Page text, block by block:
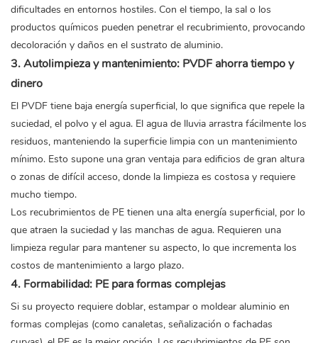
dificultades en entornos hostiles. Con el tiempo, la sal o los
productos químicos pueden penetrar el recubrimiento, provocando
decoloración y daños en el sustrato de aluminio.
3. Autolimpieza y mantenimiento: PVDF ahorra tiempo y
dinero
El PVDF tiene baja energía superficial, lo que significa que repele la
suciedad, el polvo y el agua. El agua de lluvia arrastra fácilmente los
residuos, manteniendo la superficie limpia con un mantenimiento
mínimo. Esto supone una gran ventaja para edificios de gran altura
o zonas de difícil acceso, donde la limpieza es costosa y requiere
mucho tiempo.
Los recubrimientos de PE tienen una alta energía superficial, por lo
que atraen la suciedad y las manchas de agua. Requieren una
limpieza regular para mantener su aspecto, lo que incrementa los
costos de mantenimiento a largo plazo.
4. Formabilidad: PE para formas complejas
Si su proyecto requiere doblar, estampar o moldear aluminio en
formas complejas (como canaletas, señalización o fachadas